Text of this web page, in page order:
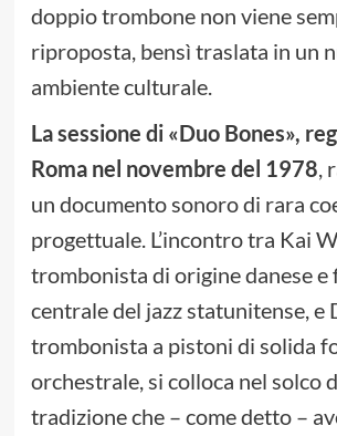
doppio trombone non viene
riproposta, bensì traslata in un
ambiente culturale.
La sessione di «Duo Bones»,
Roma nel novembre del 1978
un documento sonoro di rara
progettuale. L’incontro tra Kai
trombonista di origine danese e
centrale del jazz statunitense, e
trombonista a pistoni di solida
orchestrale, si colloca nel solco
tradizione che – come detto –